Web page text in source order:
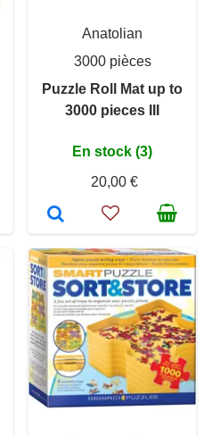
Anatolian
3000 pièces
Puzzle Roll Mat up to
3000 pieces III
En stock (3)
20,00 €